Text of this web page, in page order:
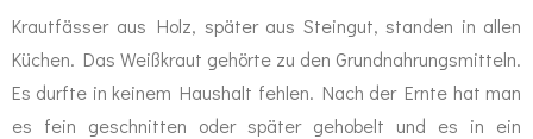
Krautfässer aus Holz, später aus Steingut, standen in allen
Küchen. Das Weißkraut gehörte zu den Grundnahrungsmitteln.
Es durfte in keinem Haushalt fehlen. Nach der Ernte hat man
es fein geschnitten oder später gehobelt und es in ein